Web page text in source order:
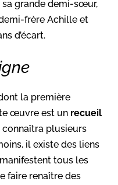
sa grande demi-sœur,
frère Achille et
d’écart.
la première
œuvre est un recueil
connaîtra plusieurs
il existe des liens
tous les
faire renaître des